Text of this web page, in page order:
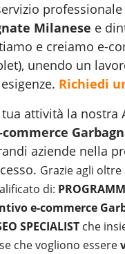
Milanese e
e creiamo e-
unendo un
Richiedi
attività la nostra
aziende nella
Grazie agli
di:
e-commerce
SPECIALIST che
che vogliono essere